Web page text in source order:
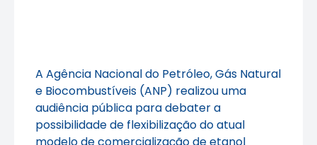
A Agência Nacional do Petróleo, Gás Natural
e Biocombustíveis (ANP) realizou uma
audiência pública para debater a
possibilidade de flexibilização do atual